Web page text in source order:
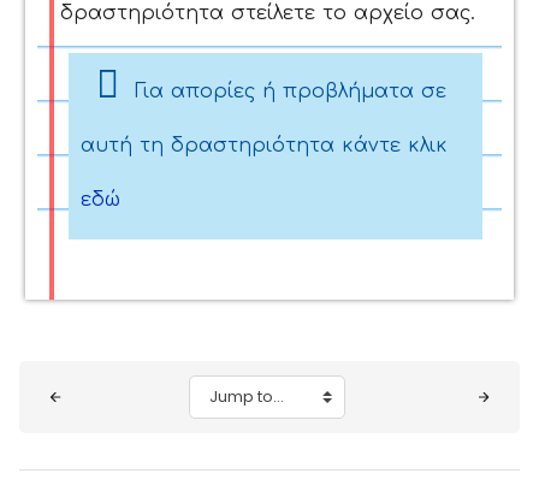
δραστηριότητα στείλετε το αρχείο σας.
Για απορίες ή προβλήματα σε
αυτή τη δραστηριότητα κάντε κλικ
εδώ
Jump to...